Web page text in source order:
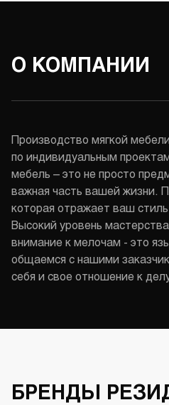
О КОМПАНИИ
Производство мягкой
по индивидуальным
мебель – это не просто
важная часть вашей жизни.
которая отражает ваш
Высокий уровень
внимание к мелочам - это
общаемся с нашими
себя и свое отношение к
БРЕНДЫ